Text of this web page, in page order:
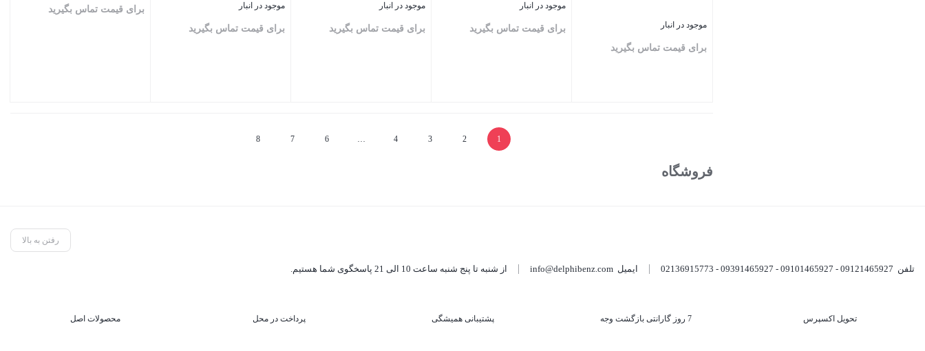
موجود در انبار
برای قیمت تماس بگیرید
موجود در انبار
برای قیمت تماس بگیرید
موجود در انبار
برای قیمت تماس بگیرید
موجود در انبار
برای قیمت تماس بگیرید
برای قیمت تماس بگیرید
1
2
3
4
…
6
7
8
فروشگاه
رفتن به بالا
تلفن 09121465927 - 09101465927 - 09391465927 - 02136915773 ایمیل info@delphibenz.com از شنبه تا پنج شنبه ساعت 10 الی 21 پاسخگوی شما هستیم.
تحویل اکسپرس 7 روز گارانتی بازگشت وجه پشتیبانی همیشگی پرداخت در محل محصولات اصل